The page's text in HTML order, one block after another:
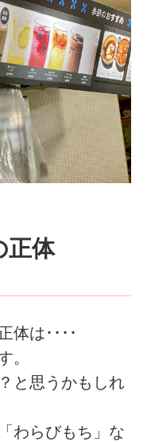
正体
体は････
。
と思うかもしれ
わらびもち」な